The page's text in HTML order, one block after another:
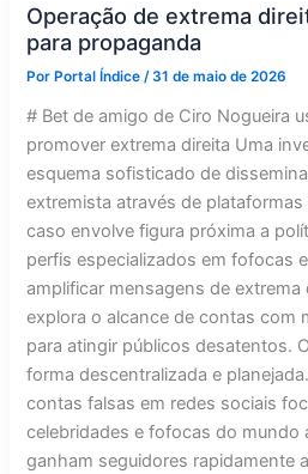
Operação de extrema
para propaganda
Por Portal Índice/31 de maio de 2026
# Bet de amigo de Ciro Nogueira
promover extrema direita Uma
esquema sofisticado de
extremista através de
caso envolve figura próxima a
perfis especializados em fofocas
amplificar mensagens de extrema
explora o alcance de contas com
para atingir públicos desatentos.
forma descentralizada e
contas falsas em redes sociais
celebridades e fofocas do mundo
ganham seguidores rapidamente